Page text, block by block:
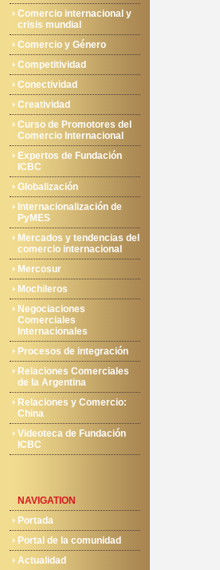
Comercio internacional y
crisis mundial
Comercio y Género
Competitividad
Conectividad
Creatividad
Curso de Promotores del
Comercio Internacional
Expertos de Fundación
ICBC
Globalización
Internacionalización de
PyMES
Mercados y tendencias del
comercio internacional
Mercosur
Mochileros
Negociaciones
Comerciales
Internacionales
Procesos de integración
Relaciones Comerciales
de la Argentina
Relaciones y Comercio:
China
Videoteca de Fundación
ICBC
NAVIGATION
Portada
Portal de la comunidad
Actualidad